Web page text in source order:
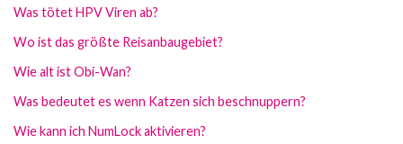
Was tötet HPV Viren ab?
Wo ist das größte Reisanbaugebiet?
Wie alt ist Obi-Wan?
Was bedeutet es wenn Katzen sich beschnuppern?
Wie kann ich NumLock aktivieren?